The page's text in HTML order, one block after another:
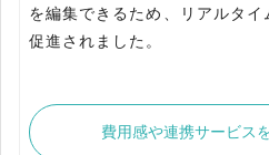
を編集できるため、リアルタ
促進されました。
費用感や連携サービス